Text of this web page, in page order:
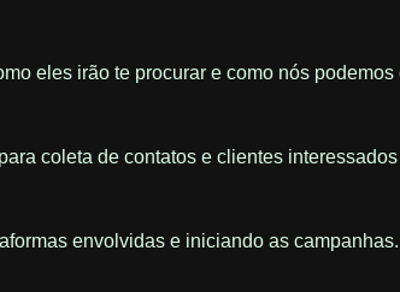
eles irão te procurar e como nós podemos
coleta de contatos e clientes
envolvidas e iniciando as campanhas.